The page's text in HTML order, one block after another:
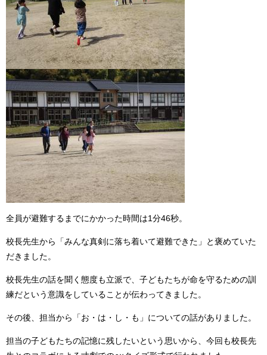
全員が避難するまでにかかった時間は1分46秒。
校長先生から「みんな真剣に落ち着いて避難できた」と褒めていた
だきました。
校長先生の話を聞く態度も立派で、子どもたちが命を守るための訓
練だという意識をしていることが伝わってきました。
その後、担当から「お・は・し・も」についての話がありました。
担当の子どもたちの記憶に残したいという思いから、今回も校長先